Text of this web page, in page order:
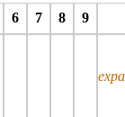
6 7 8
9